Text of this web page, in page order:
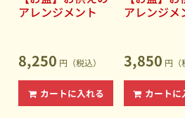
2026.06.15
【お盆（新盆・初盆）】故人へ
2026.06.04
【セミオーダー】あなただけの
ザインしましょう
アレンジメント
8,250 円（税込）
カートに入れる
アレンジメ
3,850 円（
カートに